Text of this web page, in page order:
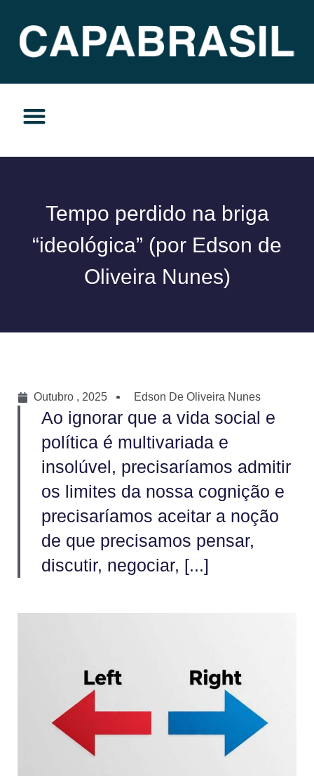
Tempo perdido na briga
“ideológica” (por Edson de
Oliveira Nunes)
Outubro , 2025 Edson De Oliveira Nunes
Ao ignorar que a vida social e
política é multivariada e
insolúvel, precisaríamos admitir
os limites da nossa cognição e
precisaríamos aceitar a noção
de que precisamos pensar,
discutir, negociar, [...]